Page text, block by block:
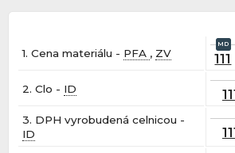
1. Cena materiálu - PFA , ZV 111
2. Clo - ID
3. DPH vyrobudená celnicou -
ID